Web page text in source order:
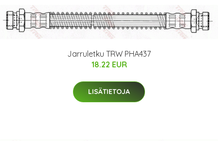
Jarruletku TRW PHA437
18.22 EUR
LISÄTIETOJA